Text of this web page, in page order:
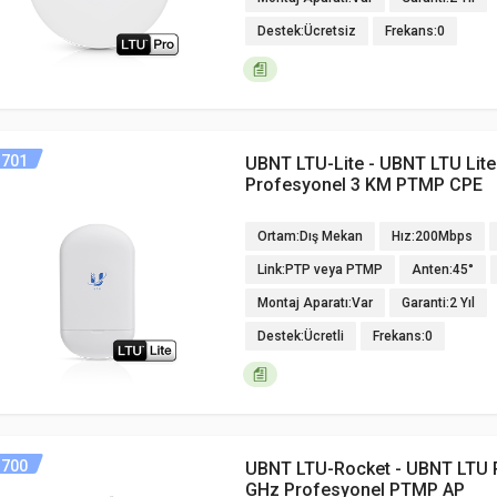
Destek:Ücretsiz Frekans:0
UBNT LTU-Lite - UBNT LTU
Profesyonel 3 KM PTMP CPE
Ortam:Dış Mekan Hız:200Mbps
Link:PTP veya PTMP Anten:45°
Montaj Aparatı:Var Garanti:2 Yıl
Destek:Ücretli Frekans:0
UBNT LTU-Rocket - UBNT LTU
GHz Profesyonel PTMP AP